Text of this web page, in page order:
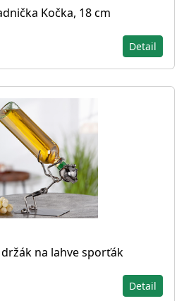
Kočka, 18 cm
Detail
držák na lahve sporťák
Detail